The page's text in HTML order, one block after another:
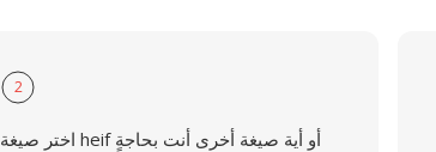
2
اختر صيغة heif أو أية صيغة أخرى أنت بحاجةٍ